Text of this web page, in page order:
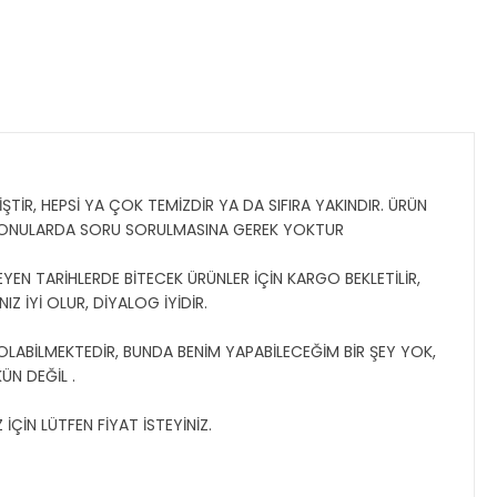
HEPSİ YA ÇOK TEMİZDİR YA DA SIFIRA YAKINDIR. ÜRÜN
SORU SORULMASINA GEREK YOKTUR
TARİHLERDE BİTECEK ÜRÜNLER İÇİN KARGO BEKLETİLİR,
İYİ OLUR, DİYALOG İYİDİR.
BUNDA BENİM YAPABİLECEĞİM BİR ŞEY YOK,
DEĞİL .
LÜTFEN FİYAT İSTEYİNİZ.